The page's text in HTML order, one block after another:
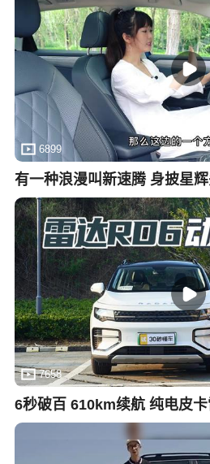
6899
有一种浪漫叫新速腾 身披星
7658
6秒破百 610km续航 纯电皮